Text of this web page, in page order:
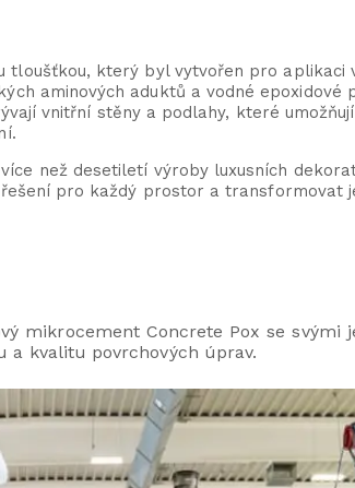
tloušťkou, který byl vytvořen pro aplikaci
aminových aduktů a vodné epoxidové
vnitřní stěny a podlahy, které
než desetiletí výroby luxusních
pro každý prostor a transformovat
mikrocement Concrete Pox se svými
a kvalitu povrchových úprav.